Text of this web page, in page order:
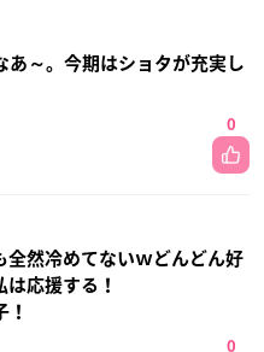
あ～。今期はショタが充実し
0
全然冷めてないｗどんどん好
応援する！
！
0